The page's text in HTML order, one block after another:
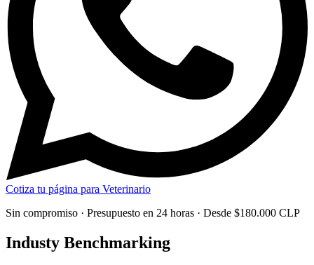
Cotiza tu página para Veterinario
Sin compromiso · Presupuesto en 24 horas · Desde $180.000 CLP
Industy Benchmarking